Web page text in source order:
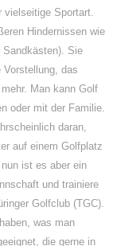
vielseitige Sportart.
Hindernissen wie
Sandkästen). Sie
das
Man kann Golf
oder mit der Familie.
daran,
auf einem Golfplatz
ist es aber ein
und trainiere
Golfclub (TGC).
was man
die gerne in